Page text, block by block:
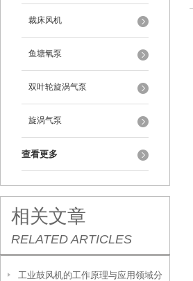
裁床风机
鱼塘氧泵
双叶轮旋涡气泵
旋涡气泵
查看更多
相关文章
RELATED ARTICLES
工业鼓风机的工作原理与应用领域分